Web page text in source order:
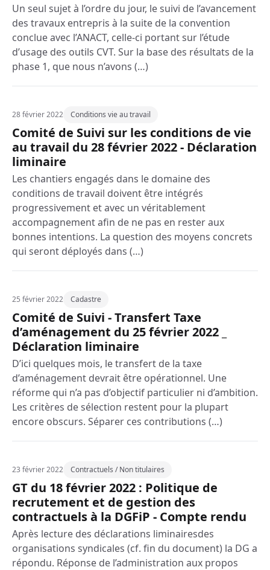
Un seul sujet à l’ordre du jour, le suivi de l’avancement
des travaux entrepris à la suite de la convention
conclue avec l’ANACT, celle-ci portant sur l’étude
d’usage des outils CVT. Sur la base des résultats de la
phase 1, que nous n’avons (…)
28 février 2022 Conditions vie au travail
Comité de Suivi sur les conditions de vie
au travail du 28 février 2022 - Déclaration
liminaire
Les chantiers engagés dans le domaine des
conditions de travail doivent être intégrés
progressivement et avec un véritablement
accompagnement afin de ne pas en rester aux
bonnes intentions. La question des moyens concrets
qui seront déployés dans (…)
25 février 2022 Cadastre
Comité de Suivi - Transfert Taxe
d’aménagement du 25 février 2022 _
Déclaration liminaire
D’ici quelques mois, le transfert de la taxe
d’aménagement devrait être opérationnel. Une
réforme qui n’a pas d’objectif particulier ni d’ambition.
Les critères de sélection restent pour la plupart
encore obscurs. Séparer ces contributions (…)
23 février 2022 Contractuels / Non titulaires
GT du 18 février 2022 : Politique de
recrutement et de gestion des
contractuels à la DGFiP - Compte rendu
Après lecture des déclarations liminairesdes
organisations syndicales (cf. fin du document) la DG a
répondu. Réponse de l’administration aux propos